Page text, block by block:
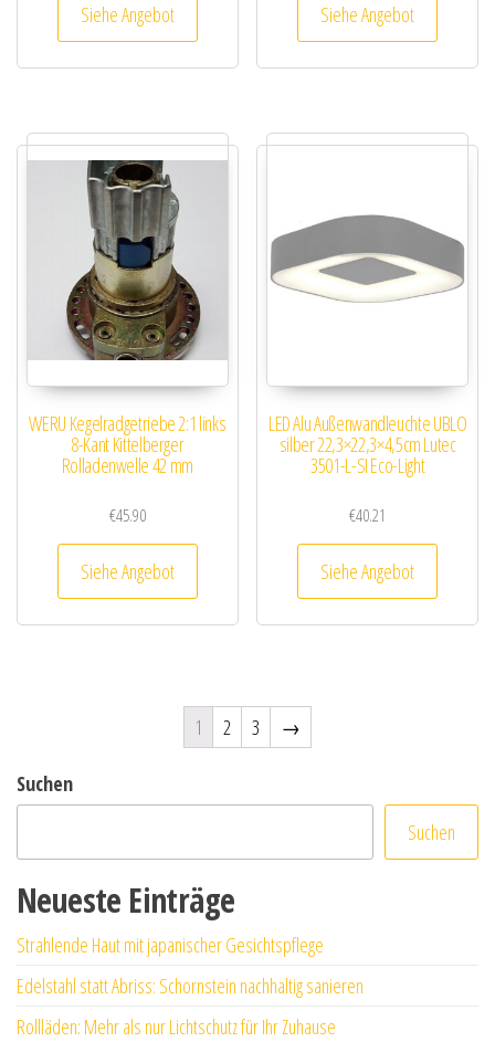
Siehe Angebot Siehe Angebot
WERU Kegelradgetriebe 2:1 links
8-Kant Kittelberger
Rolladenwelle 42 mm
€45.90
Siehe Angebot
LED Alu Außenwandleuchte UBLO
silber 22,3×22,3×4,5cm Lutec
3501-L-SI Eco-Light
€40.21
Siehe Angebot
1 2 3 →
Suchen
Suchen
Neueste Einträge
Strahlende Haut mit japanischer Gesichtspflege
Edelstahl statt Abriss: Schornstein nachhaltig sanieren
Rollläden: Mehr als nur Lichtschutz für Ihr Zuhause